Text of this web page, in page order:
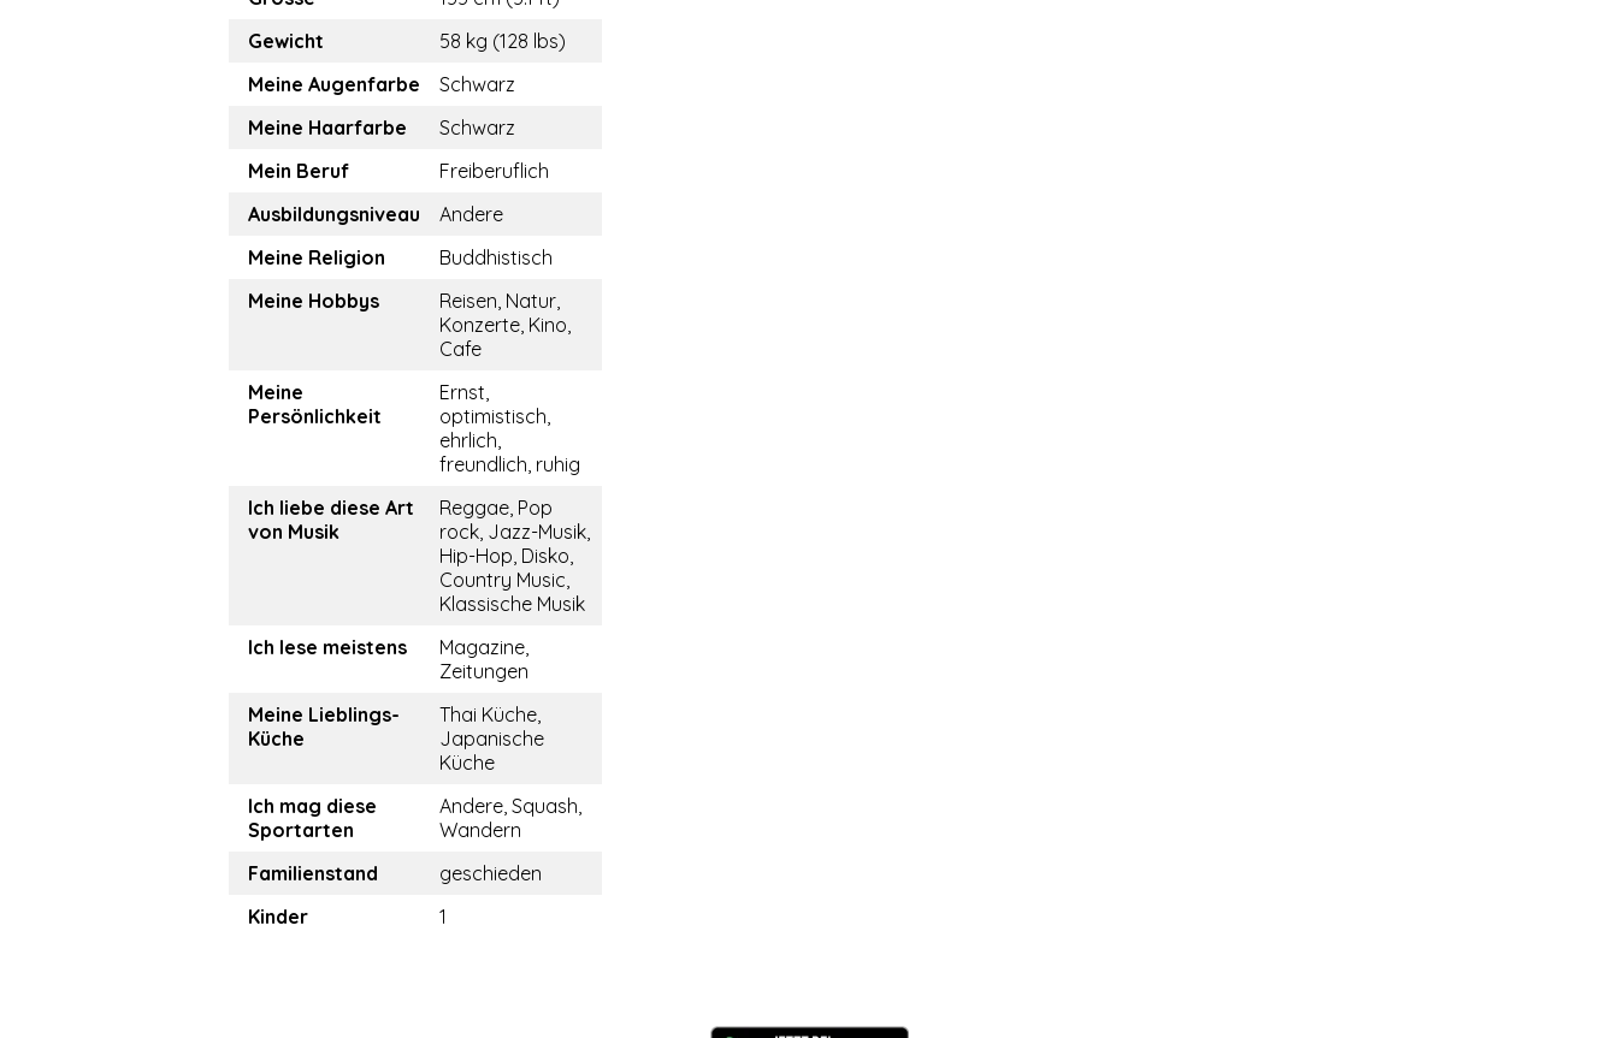
Gewicht
58 kg (128 lbs)
Meine Augenfarbe
Schwarz
Meine Haarfarbe
Schwarz
Mein Beruf
Freiberuflich
Ausbildungsniveau
Andere
Meine Religion
Buddhistisch
Meine Hobbys
Reisen, Natur,
Konzerte, Kino,
Cafe
Meine
Persönlichkeit
Ernst,
optimistisch,
ehrlich,
freundlich, ruhig
Ich liebe diese Art
von Musik
Reggae, Pop
rock, Jazz-Musik,
Hip-Hop, Disko,
Country Music,
Klassische Musik
Ich lese meistens
Magazine,
Zeitungen
Meine Lieblings-
Küche
Thai Küche,
Japanische
Küche
Ich mag diese
Sportarten
Andere, Squash,
Wandern
Familienstand
geschieden
Kinder
1